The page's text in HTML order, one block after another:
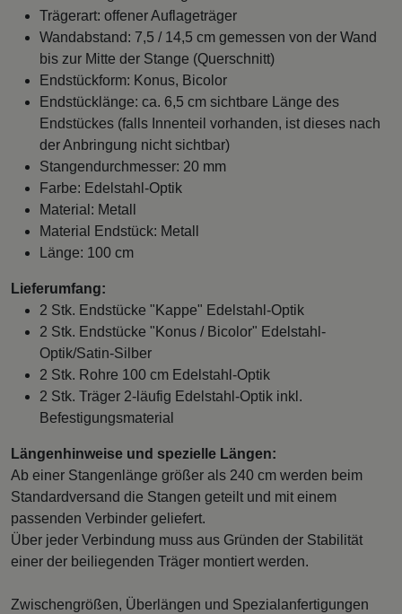
Trägerart: offener Auflageträger
Wandabstand: 7,5 / 14,5 cm gemessen von der Wand
bis zur Mitte der Stange (Querschnitt)
Endstückform: Konus, Bicolor
Endstücklänge: ca. 6,5 cm sichtbare Länge des
Endstückes (falls Innenteil vorhanden, ist dieses nach
der Anbringung nicht sichtbar)
Stangendurchmesser: 20 mm
Farbe: Edelstahl-Optik
Material: Metall
Material Endstück: Metall
Länge: 100 cm
Lieferumfang:
2 Stk. Endstücke "Kappe" Edelstahl-Optik
2 Stk. Endstücke "Konus / Bicolor" Edelstahl-
Optik/Satin-Silber
2 Stk. Rohre 100 cm Edelstahl-Optik
2 Stk. Träger 2-läufig Edelstahl-Optik inkl.
Befestigungsmaterial
Längenhinweise und spezielle Längen:
Ab einer Stangenlänge größer als 240 cm werden beim
Standardversand die Stangen geteilt und mit einem
passenden Verbinder geliefert.
Über jeder Verbindung muss aus Gründen der Stabilität
einer der beiliegenden Träger montiert werden.
Zwischengrößen, Überlängen und Spezialanfertigungen